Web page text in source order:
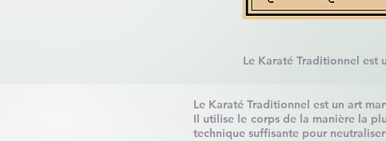
​Le Karaté Traditionnel est
Le Karaté Traditionnel est un art
Il utilise le corps de la manière la
technique suffisante pour neutraliser